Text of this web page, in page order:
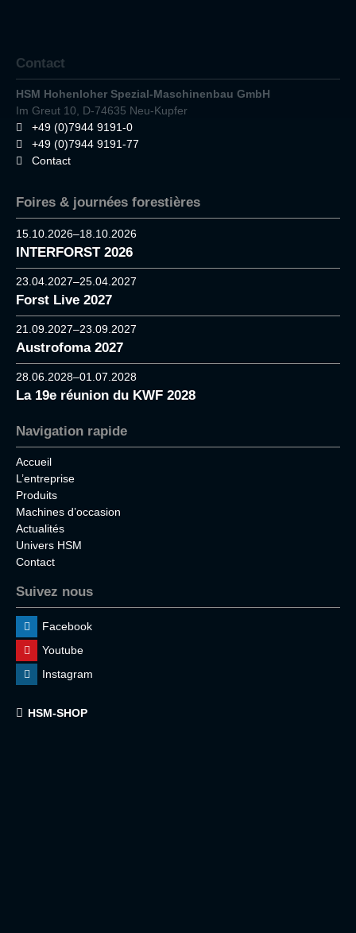
Contact
HSM Hohenloher Spezial-Maschinenbau GmbH
Im Greut 10, D-74635 Neu-Kupfer
+49 (0)7944 9191-0
+49 (0)7944 9191-77
Contact
Foires & journées forestières
15.10.2026–18.10.2026
INTERFORST 2026
23.04.2027–25.04.2027
Forst Live 2027
21.09.2027–23.09.2027
Austrofoma 2027
28.06.2028–01.07.2028
La 19e réunion du KWF 2028
Navigation rapide
Accueil
L’entreprise
Produits
Machines d’occasion
Actualités
Univers HSM
Contact
Suivez nous
Facebook
Youtube
Instagram
HSM-SHOP